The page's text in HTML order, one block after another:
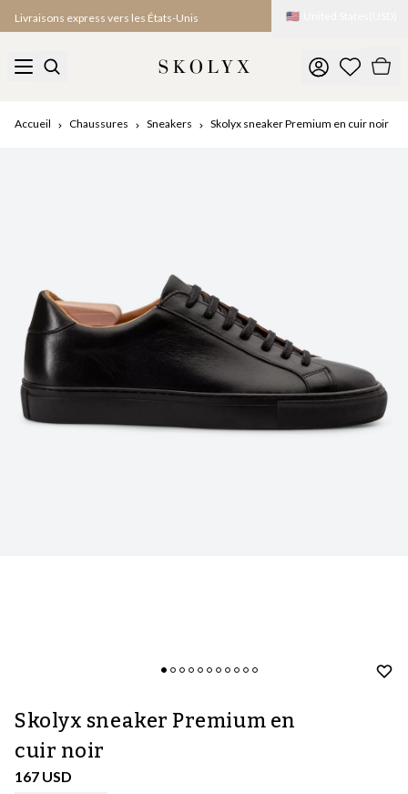
Livraisons express vers les États-Unis 🇺🇸
Accueil Chaussures Sneakers Skolyx sneaker Premium en cuir noir
Skolyx sneaker Premium en
cuir noir
167 USD